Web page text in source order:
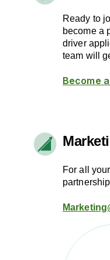
Ready to
become a
driver
team will
Become
For all